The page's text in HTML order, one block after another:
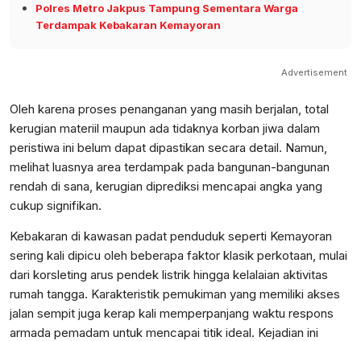
Polres Metro Jakpus Tampung Sementara Warga
Terdampak Kebakaran Kemayoran
Advertisement
Oleh karena proses penanganan yang masih berjalan, total
kerugian materiil maupun ada tidaknya korban jiwa dalam
peristiwa ini belum dapat dipastikan secara detail. Namun,
melihat luasnya area terdampak pada bangunan-bangunan
rendah di sana, kerugian diprediksi mencapai angka yang
cukup signifikan.
Kebakaran di kawasan padat penduduk seperti Kemayoran
sering kali dipicu oleh beberapa faktor klasik perkotaan, mulai
dari korsleting arus pendek listrik hingga kelalaian aktivitas
rumah tangga. Karakteristik pemukiman yang memiliki akses
jalan sempit juga kerap kali memperpanjang waktu respons
armada pemadam untuk mencapai titik ideal. Kejadian ini